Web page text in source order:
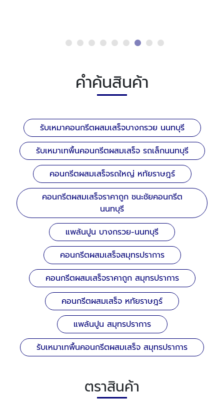
คำค้นสินค้า
รับเหมาคอนกรีตผสมเสร็จบางกรวย นนทบุรี
รับเหมาเทพื้นคอนกรีตผสมเสร็จ รถเล็กนนทบุรี
คอนกรีตผสมเสร็จรถใหญ่ หทัยราษฎร์
คอนกรีตผสมเสร็จราคาถูก ชนะชัยคอนกรีต
นนทบุรี
แพล้นปูน บางกรวย-นนทบุรี
คอนกรีตผสมเสร็จสมุทรปราการ
คอนกรีตผสมเสร็จราคาถูก สมุทรปราการ
คอนกรีตผสมเสร็จ หทัยราษฎร์
แพล้นปูน สมุทรปราการ
รับเหมาเทพื้นคอนกรีตผสมเสร็จ สมุทรปราการ
ตราสินค้า